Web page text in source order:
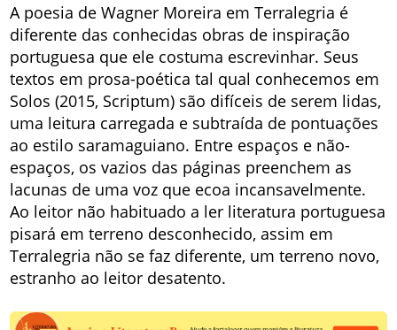
A poesia de Wagner Moreira em Terralegria é
diferente das conhecidas obras de inspiração
portuguesa que ele costuma escrevinhar. Seus
textos em prosa-poética tal qual conhecemos em
Solos (2015, Scriptum) são difíceis de serem lidas,
uma leitura carregada e subtraída de pontuações
ao estilo saramaguiano. Entre espaços e não-
espaços, os vazios das páginas preenchem as
lacunas de uma voz que ecoa incansavelmente.
Ao leitor não habituado a ler literatura portuguesa
pisará em terreno desconhecido, assim em
Terralegria não se faz diferente, um terreno novo,
estranho ao leitor desatento.